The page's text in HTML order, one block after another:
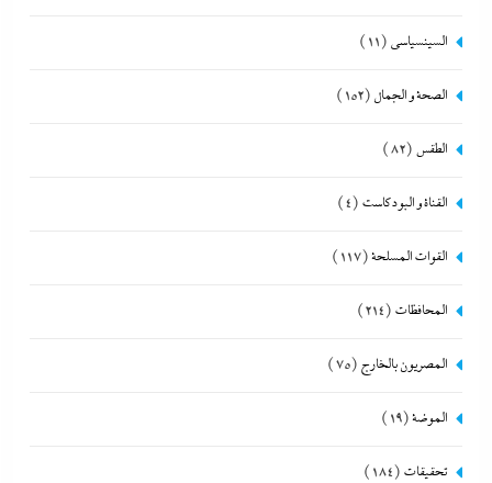
السينسياسي (11)
الصحة و الجمال (152)
الطقس (82)
القناة و البودكاست (4)
القوات المسلحة(117)
المحافظات (214)
المصريون بالخارج (75)
الموضة(19)
تحقيقات (184)